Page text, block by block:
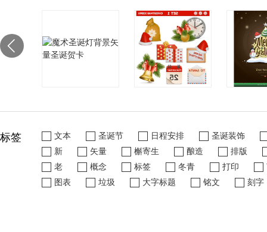
标签 文本 圣诞节 日程安排
圣诞装饰
新
矢量 槲寄生 酿造
排版
老
概念 标签 冬青 打印
图表
垃圾 大字标题 铭文 刻字